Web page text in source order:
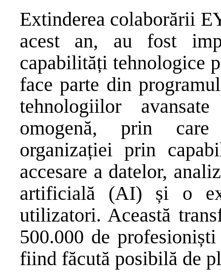
Extinderea colaborării
acest an, au fost
capabilități tehnologice
face parte din
tehnologiilor
omogenă, prin care
organizației prin
accesare a datelor,
artificială (AI) și o
utilizatori. Această
500.000 de
fiind făcută posibilă de